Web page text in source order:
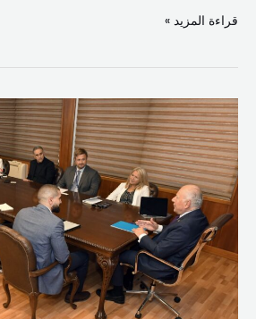
قراءة المزيد »
دبوسي
يضع
امكانات
ومختبرات
غرفة
طرابلس
الكبرى
بتصرف
برنامج
الاغذية